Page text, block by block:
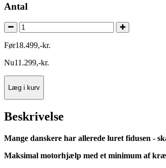
Antal
Før18.499,-kr.
Nu11.299,-kr.
Læg i kurv
Beskrivelse
Mange danskere har allerede luret fidusen -
Maksimal motorhjælp med et minimum af